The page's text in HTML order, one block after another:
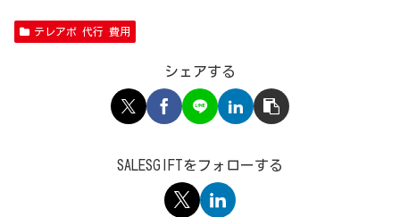
テレアポ 代行 費用
シェアする
SALESGIFTをフォローする